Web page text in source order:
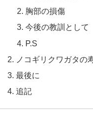
胸部の損傷
今後の教訓として
P.S
ノコギリクワガタの
最後に
追記